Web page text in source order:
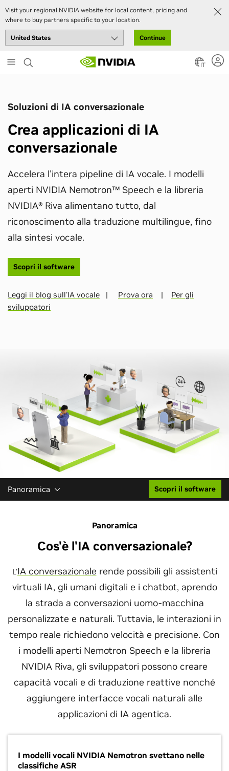
Visit your regional NVIDIA website for local content, pricing and
where to buy partners specific to your location.
Continue
to
IT
Soluzioni di IA conversazionale
Crea applicazioni di IA
conversazionale
Accelera l'intera pipeline di IA vocale. I modelli
aperti NVIDIA Nemotron™ Speech e la libreria
NVIDIA® Riva alimentano tutto, dal
riconoscimento alla traduzione multilingue, fino
alla sintesi vocale.
Scopri il software
Leggi il blog sull'IA vocale | Prova ora | Per gli
sviluppatori
Panoramica Scopri il software
Panoramica
Cos'è l'IA conversazionale?
L'IA conversazionale rende possibili gli assistenti
virtuali IA, gli umani digitali e i chatbot, aprendo
la strada a conversazioni uomo-macchina
personalizzate e naturali. Tuttavia, le interazioni in
tempo reale richiedono velocità e precisione. Con
i modelli aperti Nemotron Speech e la libreria
NVIDIA Riva, gli sviluppatori possono creare
capacità vocali e di traduzione reattive nonché
aggiungere interfacce vocali naturali alle
applicazioni di IA agentica.
I modelli vocali NVIDIA Nemotron svettano nelle
classifiche ASR